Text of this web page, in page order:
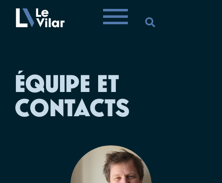
ÉQUIPE ET
CONTACTS